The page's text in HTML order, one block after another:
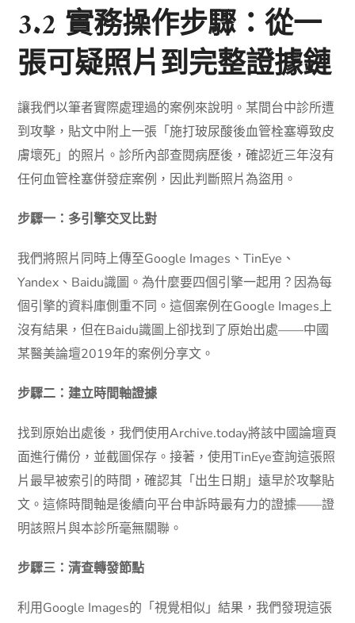
3.2 實務操作步驟：從一
張可疑照片到完整證據鏈
讓我們以筆者實際處理過的案例來說明。某間台中診所遭
到攻擊，貼文中附上一張「施打玻尿酸後血管栓塞導致皮
膚壞死」的照片。診所內部查閱病歷後，確認近三年沒有
任何血管栓塞併發症案例，因此判斷照片為盜用。
步驟一：多引擎交叉比對
我們將照片同時上傳至Google Images、TinEye、
Yandex、Baidu識圖。為什麼要四個引擎一起用？因為每
個引擎的資料庫側重不同。這個案例在Google Images上
沒有結果，但在Baidu識圖上卻找到了原始出處——中國
某醫美論壇2019年的案例分享文。
步驟二：建立時間軸證據
找到原始出處後，我們使用Archive.today將該中國論壇頁
面進行備份，並截圖保存。接著，使用TinEye查詢這張照
片最早被索引的時間，確認其「出生日期」遠早於攻擊貼
文。這條時間軸是後續向平台申訴時最有力的證據——證
明該照片與本診所毫無關聯。
步驟三：清查轉發節點
利用Google Images的「視覺相似」結果，我們發現這張